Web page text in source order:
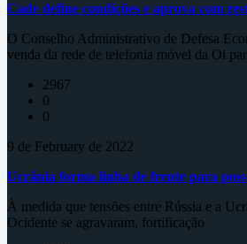
Cade define condições e aprova com
O Conselho Administrativo de Defesa
venda da rede de telefonia móvel da Oi
2967
0
0
9 de February de 2022
Ucrânia forma linha de frente para
À medida que tensões entre Rússia e a
Ocidente se agravaram, fortificação